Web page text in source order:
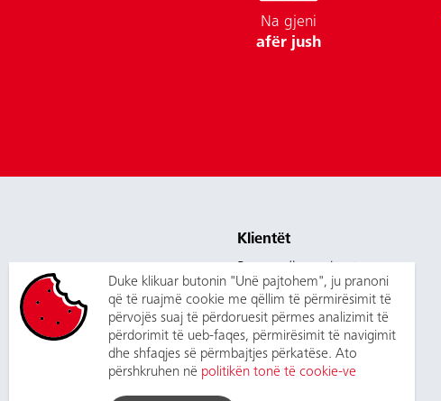
Na gjeni
afër jush
Klientët
Shërbimet
New customer
Na kontaktoni
Duke klikuar butonin "Unë pajtohem", ju pranoni
që të ruajmë cookie me qëllim të përmirësimit të
përvojës suaj të përdoruesit përmes analizimit të
përdorimit të ueb-faqes, përmirësimit të navigimit
dhe shfaqjes së përmbajtjes përkatëse. Ato
përshkruhen në politikën tonë të cookie-ve